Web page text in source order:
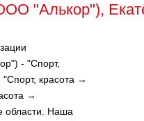
"Алькор"),
- "Спорт,
красота →
→
области. Наша